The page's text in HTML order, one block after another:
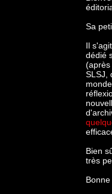
Sa
Il
dédié
(après
SLSJ,
Bien
très